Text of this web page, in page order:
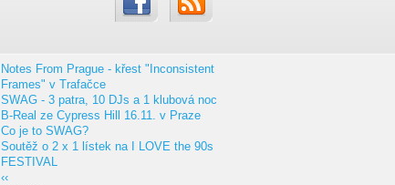
Notes From Prague - křest "Inconsistent
Frames" v Trafačce
SWAG - 3 patra, 10 DJs a 1 klubová noc
B-Real ze Cypress Hill 16.11. v Praze
Co je to SWAG?
Soutěž o 2 x 1 lístek na I LOVE the 90s
FESTIVAL
‹‹